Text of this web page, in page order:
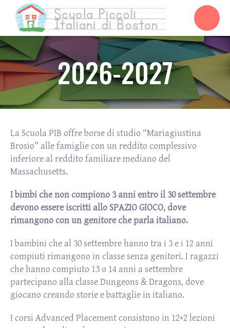
2026-2027
La Scuola PIB offre borse di studio “Mariagiustina
Brosio” alle famiglie con un reddito complessivo
inferiore al reddito familiare mediano del
Massachusetts.
I bimbi che non compiono 3 anni entro il 30 settembre
devono essere iscritti allo SPAZIO GIOCO, dove
rimangono con un genitore che parla italiano.
I bambini che al 30 settembre hanno tra i 3 e i 12 anni
compiuti rimangono in classe senza genitori. I ragazzi
che hanno compiuto 13 o 14 anni a settembre
partecipano alla classe Dungeons & Dragons, dove
giocano creando storie e battaglie in italiano.
I corsi Advanced Placement consistono in 12+2 lezioni